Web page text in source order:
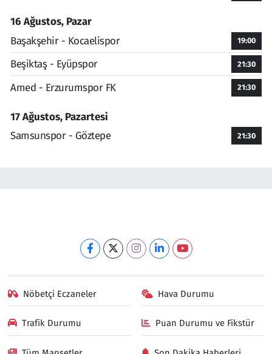
16 Ağustos, Pazar
Başakşehir - Kocaelispor
19:00
Beşiktaş - Eyüpspor 21:30
Amed - Erzurumspor FK 21:30
17 Ağustos, Pazartesi
Samsunspor - Göztepe
21:30
Nöbetçi Eczaneler Hava Durumu
Trafik Durumu Puan Durumu ve Fikstür